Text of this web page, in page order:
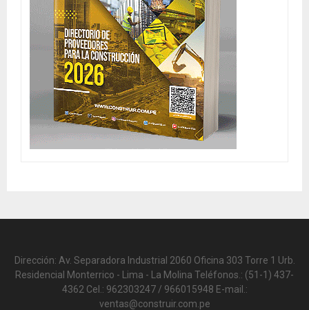
Dirección: Av. Separadora Industrial 2060 Oficina 303 Torre 1 Urb.
Residencial Monterrico - Lima - La Molina Teléfonos.: (51-1) 437-
4362 Cel.: 962303247 / 966015948 E-mail.:
ventas@construir.com.pe